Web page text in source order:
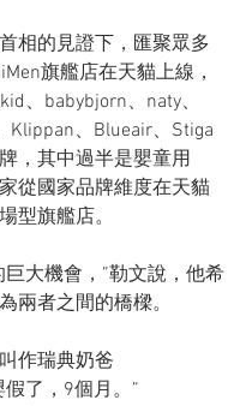
相的見證下，匯聚眾多
旗艦店在天貓上線，
、babybjorn、naty、
Klippan、Blueair、Stiga
，其中過半是嬰童用
從國家品牌維度在天貓
型旗艦店。
巨大機會，”勒文說，他希
兩者之間的橋樑。
作瑞典奶爸
了，9個月。”